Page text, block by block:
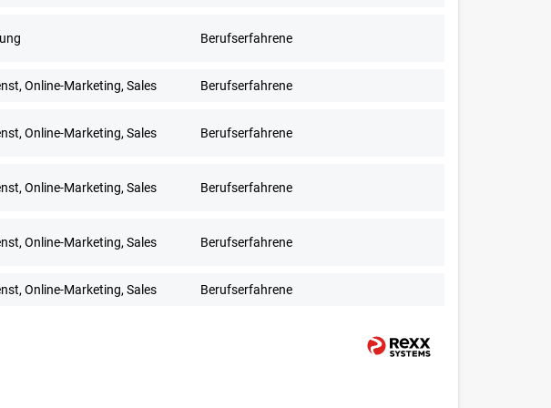
Berufserfahrene
Online-Marketing, Sales Berufserfahrene
Online-Marketing, Sales Berufserfahrene
Online-Marketing, Sales Berufserfahrene
Online-Marketing, Sales Berufserfahrene
Online-Marketing, Sales Berufserfahrene